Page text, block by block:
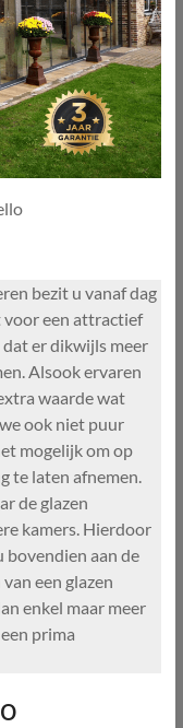
bezit u vanaf dag
voor een attractief
er dikwijls meer
Alsook ervaren
waarde wat
ook niet puur
mogelijk om op
te laten afnemen.
de glazen
kamers. Hierdoor
bovendien aan de
een glazen
enkel maar meer
prima